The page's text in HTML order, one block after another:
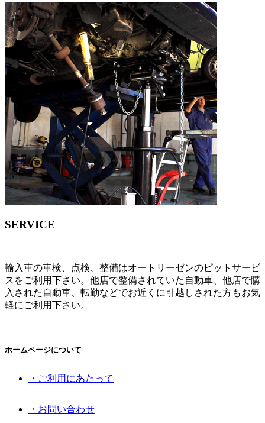
SERVICE
輸入車の車検、点検、整備はオートリーゼンのピットサービ
スをご利用下さい。他店で整備されていた自動車、他店で購
入された自動車、転勤などでお近くに引越しされた方もお気
軽にご利用下さい。
ホームページについて
・ご利用にあたって
・お問い合わせ